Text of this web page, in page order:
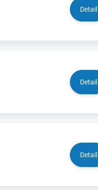
Detail
Detail
Detail